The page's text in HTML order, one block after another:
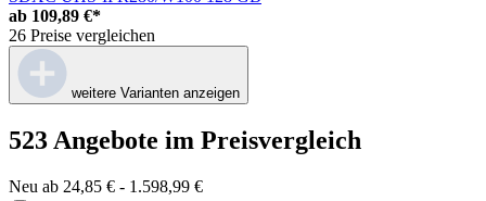
ab 109,89 €*
26 Preise vergleichen
weitere Varianten anzeigen
523 Angebote im Preisvergleich
Neu ab 24,85 € - 1.598,99 €